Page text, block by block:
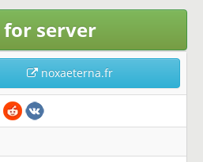
for server
noxaeterna.fr